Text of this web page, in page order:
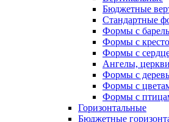
Бюджетные
Стандартные
Формы с
Формы с
Формы с
Ангелы,
Формы с
Формы с
Формы с
Горизонтальные
Бюджетные